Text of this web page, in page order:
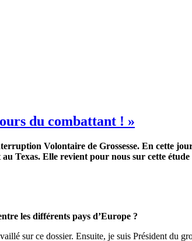
du combattant ! »
Volontaire de Grossesse. En cette
Texas. Elle revient pour nous sur cette
les différents pays d’Europe ?
sur ce dossier. Ensuite, je suis Président du